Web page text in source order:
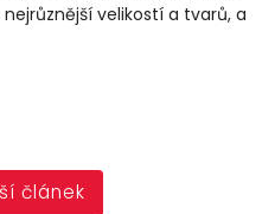
velikostí a tvarů, a
článek